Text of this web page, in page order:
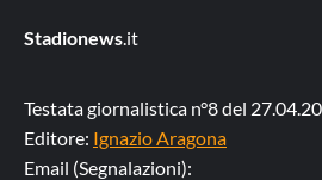
Stadionews.it
Testata giornalistica n°8 del
Editore: Ignazio Aragona
Email (Segnalazioni):